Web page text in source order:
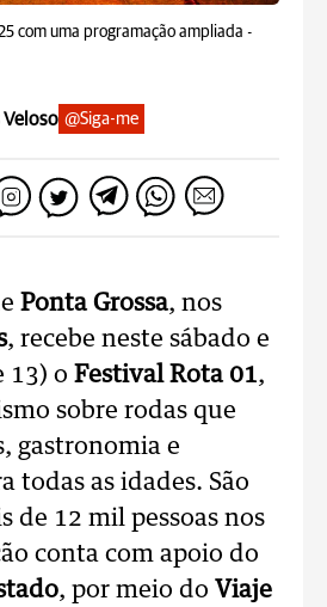
com uma programação ampliada -
Veloso @Siga-me
Ponta Grossa, nos
, recebe neste sábado e
13) o Festival Rota 01,
sobre rodas que
gastronomia e
todas as idades. São
de 12 mil pessoas nos
conta com apoio do
, por meio do Viaje